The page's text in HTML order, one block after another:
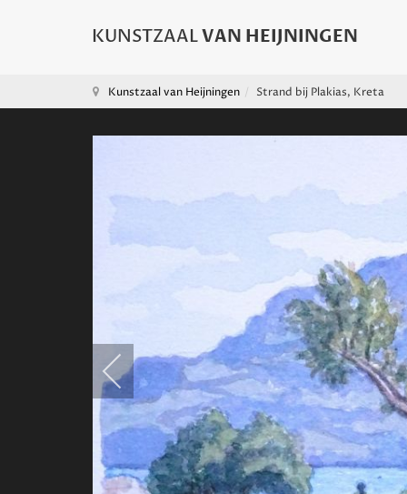
Kunstzaal van Heijningen Strand bij Plakias, Kreta